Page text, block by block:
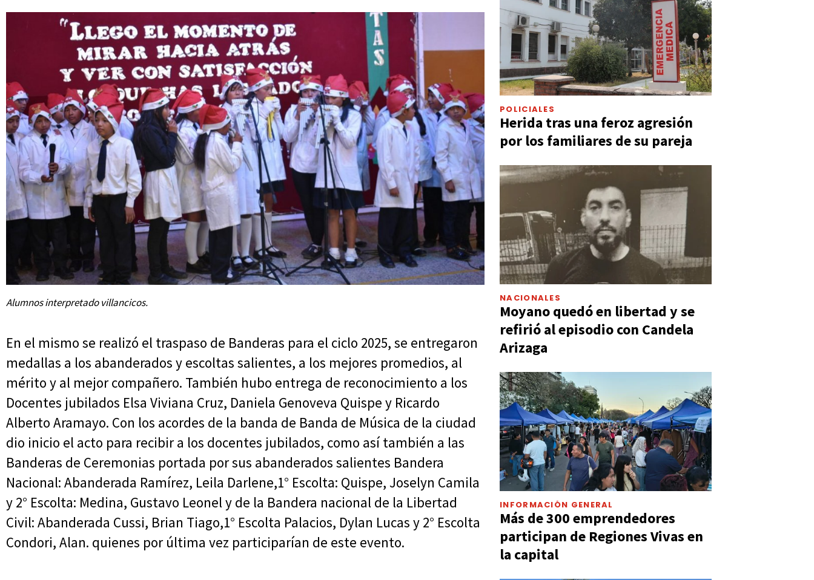
Alumnos interpretado villancicos.
En el mismo se realizó el traspaso de Banderas para el ciclo 2025, se entregaron
medallas a los abanderados y escoltas salientes, a los mejores promedios, al
mérito y al mejor compañero. También hubo entrega de reconocimiento a los
Docentes jubilados Elsa Viviana Cruz, Daniela Genoveva Quispe y Ricardo
Alberto Aramayo. Con los acordes de la banda de Banda de Música de la ciudad
dio inicio el acto para recibir a los docentes jubilados, como así también a las
Banderas de Ceremonias portada por sus abanderados salientes Bandera
Nacional: Abanderada Ramírez, Leila Darlene,1° Escolta: Quispe, Joselyn Camila
y 2° Escolta: Medina, Gustavo Leonel y de la Bandera nacional de la Libertad
Civil: Abanderada Cussi, Brian Tiago,1° Escolta Palacios, Dylan Lucas y 2° Escolta
Condori, Alan. quienes por última vez participarían de este evento.
POLICIALES
Herida tras una feroz agresión
por los familiares de su pareja
NACIONALES
Moyano quedó en libertad y se
refirió al episodio con Candela
Arizaga
INFORMACIÓN GENERAL
Más de 300 emprendedores
participan de Regiones Vivas en
la capital